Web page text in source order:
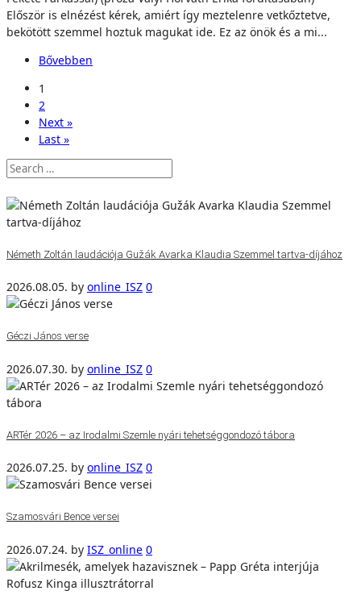
Először is elnézést kérek, amiért így meztelenre vetkőztetve,
bekötött szemmel hoztuk magukat ide. Ez az önök és a mi...
Bővebben
1
2
Next »
Last »
Németh Zoltán laudációja Gužák Avarka Klaudia Szemmel tartva-díjához
2026.08.05. by online_ISZ 0
Géczi János verse
2026.07.30. by online_ISZ 0
ARTér 2026 – az Irodalmi Szemle nyári tehetséggondozó tábora
2026.07.25. by online_ISZ 0
Szamosvári Bence versei
2026.07.24. by ISZ_online 0